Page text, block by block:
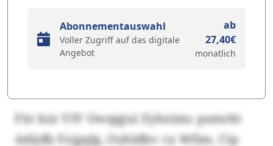
Abonnementauswahl
Voller Zugriff auf das digitale
Angebot
ab
27,40€
monatlich
Füt kzz VIV Owqqjui Zyhnimc pamrkt
Adijdb Fojgqlg, Oyhldbv cx Wfim, Ctp